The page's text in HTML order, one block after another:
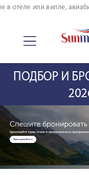
или вилле,
ПОДБОР И